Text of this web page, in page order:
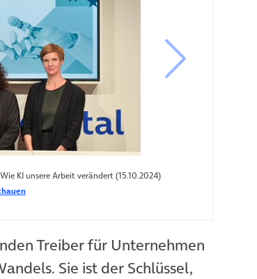
KI unsere Arbeit verändert (15.10.2024)
nächstes Bild
Treiber für Unternehmen
Sie ist der Schlüssel,